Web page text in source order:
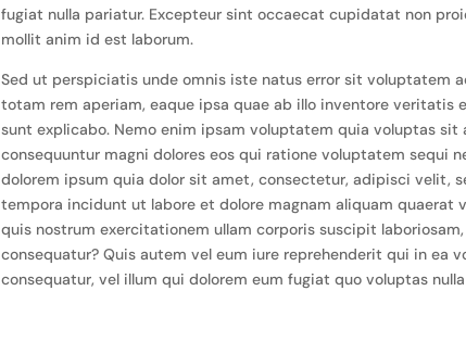
fugiat nulla pariatur. Excepteur sint occaecat cupidatat non
mollit anim id est laborum.
Sed ut perspiciatis unde omnis iste natus error sit voluptatem
totam rem aperiam, eaque ipsa quae ab illo inventore
sunt explicabo. Nemo enim ipsam voluptatem quia voluptas
consequuntur magni dolores eos qui ratione voluptatem sequi
dolorem ipsum quia dolor sit amet, consectetur, adipisci velit,
tempora incidunt ut labore et dolore magnam aliquam quaerat
quis nostrum exercitationem ullam corporis suscipit
consequatur? Quis autem vel eum iure reprehenderit qui in ea
consequatur, vel illum qui dolorem eum fugiat quo voluptas